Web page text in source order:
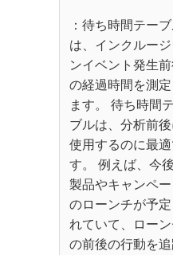
：待ち時間テー
は、インクルージ
ンイベント発生
の経過時間を測定
ます。 待ち時間
ブルは、分析前
使用するのに最
す。 例えば、今
製品やキャンペ
のローンチが予定
れていて、ロー
の前後の行動を